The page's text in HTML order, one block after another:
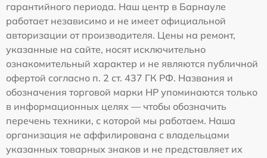
гарантийного периода. Наш центр в Барнауле
работает независимо и не имеет официальной
авторизации от производителя. Цены на ремонт,
указанные на сайте, носят исключительно
ознакомительный характер и не являются публичной
офертой согласно п. 2 ст. 437 ГК РФ. Названия и
обозначения торговой марки HP упоминаются только
в информационных целях — чтобы обозначить
перечень техники, с которой мы работаем. Наша
организация не аффилирована с владельцами
указанных товарных знаков и не представляет их